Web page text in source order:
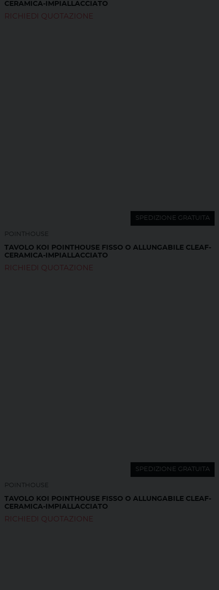
CERAMICA-IMPIALLACCIATO
RICHIEDI QUOTAZIONE
SPEDIZIONE GRATUITA
POINTHOUSE
TAVOLO KOI POINTHOUSE FISSO O ALLUNGABILE CLEAF-
CERAMICA-IMPIALLACCIATO
RICHIEDI QUOTAZIONE
SPEDIZIONE GRATUITA
POINTHOUSE
TAVOLO KOI POINTHOUSE FISSO O ALLUNGABILE CLEAF-
CERAMICA-IMPIALLACCIATO
RICHIEDI QUOTAZIONE